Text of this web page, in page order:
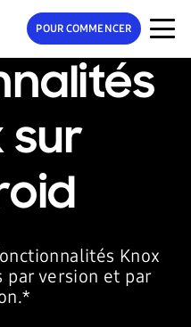
POUR COMMENCER
sur
Knox
par version et par